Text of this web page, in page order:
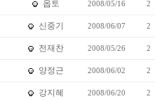
옵토 2008/05/16 2
신중기 2008/06/07 2
전재찬 2008/05/26 2
양정근 2008/06/02 2
강지혜 2008/06/20 2